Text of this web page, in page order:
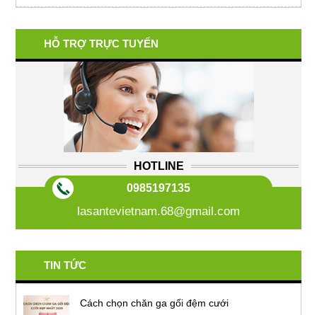
HỖ TRỢ TRỰC TUYẾN
HOTLINE
0985197135
lasantevietnam.68@gmail.com
TIN TỨC
Cách chọn chăn ga gối đệm cưới